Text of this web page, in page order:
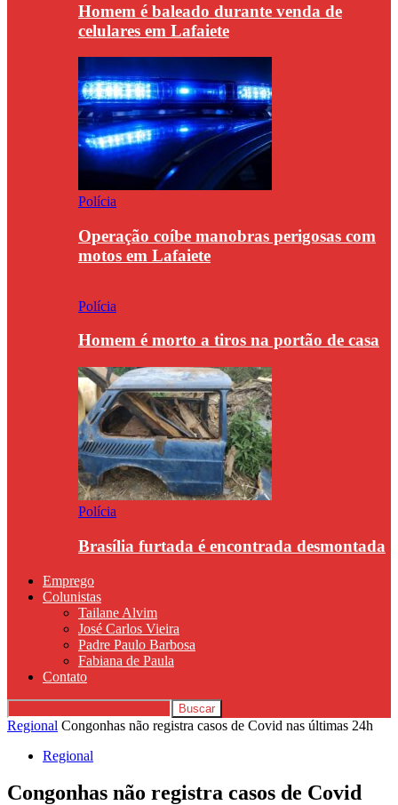
Homem é baleado durante venda de
celulares em Lafaiete
Polícia
Operação coíbe manobras perigosas com
motos em Lafaiete
Polícia
Homem é morto a tiros na portão de casa
Polícia
Brasília furtada é encontrada desmontada
Emprego
Colunistas
Tailane Alvim
José Carlos Vieira
Padre Paulo Barbosa
Fabiana de Paula
Contato
Regional Congonhas não registra casos de Covid nas últimas 24h
Regional
Congonhas não registra casos de Covid